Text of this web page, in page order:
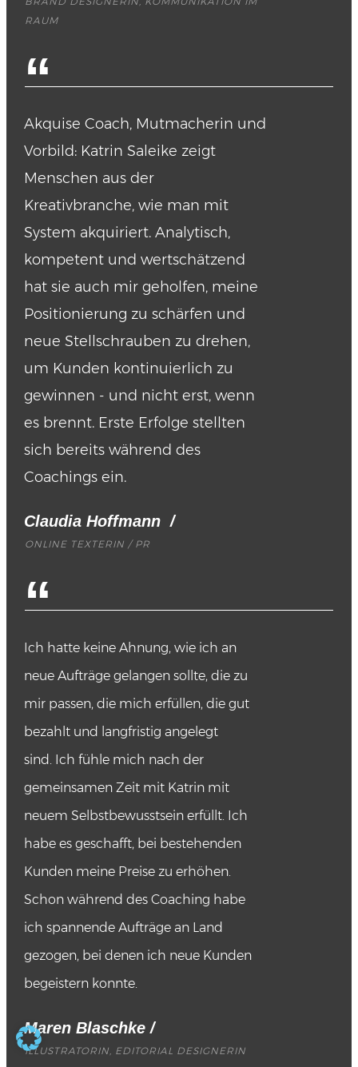
RAUM
“
Akquise Coach, Mutmacherin und
Vorbild: Katrin Saleike zeigt
Menschen aus der
Kreativbranche, wie man mit
System akquiriert. Analytisch,
kompetent und wertschätzend
hat sie auch mir geholfen, meine
Positionierung zu schärfen und
neue Stellschrauben zu drehen,
um Kunden kontinuierlich zu
gewinnen - und nicht erst, wenn
es brennt. Erste Erfolge stellten
sich bereits während des
Coachings ein.
Claudia Hoffmann /
ONLINE TEXTERIN / PR
“
Ich hatte keine Ahnung, wie ich an
neue Aufträge gelangen sollte, die zu
mir passen, die mich erfüllen, die gut
bezahlt und langfristig angelegt
sind. Ich fühle mich nach der
gemeinsamen Zeit mit Katrin mit
neuem Selbstbewusstsein erfüllt. Ich
habe es geschafft, bei bestehenden
Kunden meine Preise zu erhöhen.
Schon während des Coaching habe
ich spannende Aufträge an Land
gezogen, bei denen ich neue Kunden
begeistern konnte.
Maren Blaschke/
ILLUSTRATORIN, EDITORIAL DESIGNERIN